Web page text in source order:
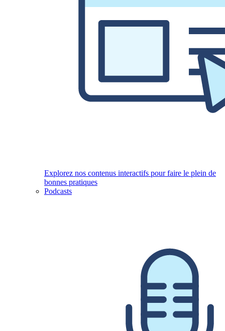
Explorez nos contenus interactifs pour faire le plein de
bonnes pratiques
Podcasts